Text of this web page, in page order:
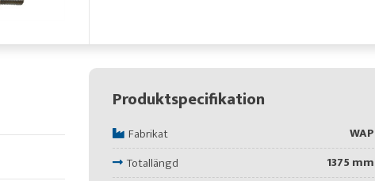
Produktspecifikation
Fabrikat WAP
Totallängd
1375 mm